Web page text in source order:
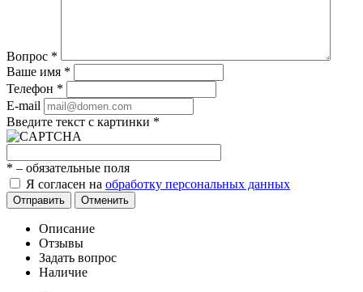
Вопрос *
Ваше имя *
Телефон *
E-mail
Введите текст с картинки *
* – обязательные поля
Я согласен на обработку персональных данных
Отправить Отменить
Описание
Отзывы
Задать вопрос
Наличие